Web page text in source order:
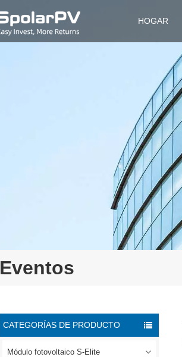
HOGAR
Eventos
CATEGORÍAS DE PRODUCTO
Módulo fotovoltaico S-Elite